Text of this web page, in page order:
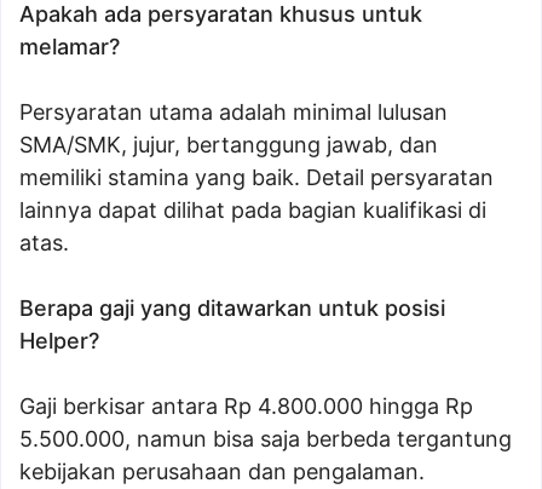
Apakah ada persyaratan khusus untuk
melamar?
Persyaratan utama adalah minimal lulusan
SMA/SMK, jujur, bertanggung jawab, dan
memiliki stamina yang baik. Detail persyaratan
lainnya dapat dilihat pada bagian kualifikasi di
atas.
Berapa gaji yang ditawarkan untuk posisi
Helper?
Gaji berkisar antara Rp 4.800.000 hingga Rp
5.500.000, namun bisa saja berbeda tergantung
kebijakan perusahaan dan pengalaman.